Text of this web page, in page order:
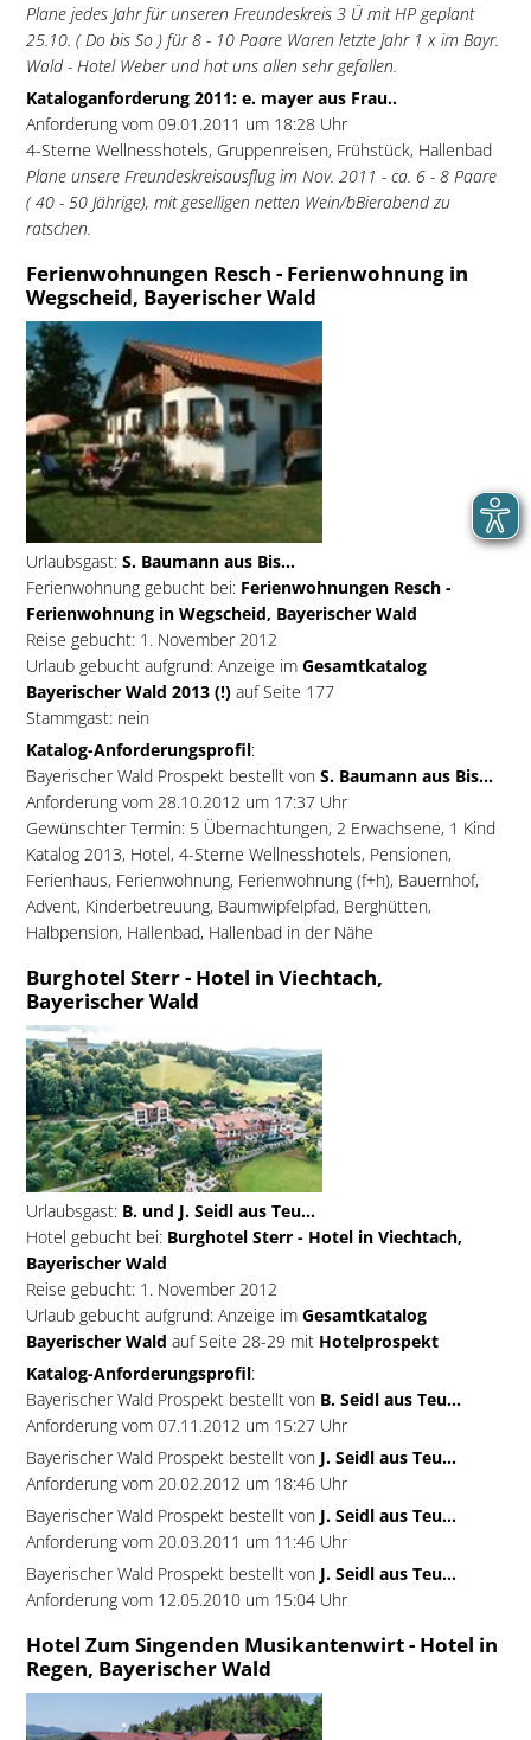
Plane jedes Jahr für unseren Freundeskreis 3 Ü mit HP geplant
25.10. ( Do bis So ) für 8 - 10 Paare Waren letzte Jahr 1 x im Bayr.
Wald - Hotel Weber und hat uns allen sehr gefallen.
Kataloganforderung 2011: e. mayer aus Frau..
Anforderung vom 09.01.2011 um 18:28 Uhr
4-Sterne Wellnesshotels, Gruppenreisen, Frühstück, Hallenbad
Plane unsere Freundeskreisausflug im Nov. 2011 - ca. 6 - 8 Paare
( 40 - 50 Jährige), mit geselligen netten Wein/bBierabend zu
ratschen.
Ferienwohnungen Resch - Ferienwohnung in
Wegscheid, Bayerischer Wald
Urlaubsgast:S. Baumann aus Bis...
Ferienwohnung gebucht bei:Ferienwohnungen Resch -
Ferienwohnung in Wegscheid, Bayerischer Wald
Reise gebucht: 1. November 2012
Urlaub gebucht aufgrund: Anzeige im Gesamtkatalog
Bayerischer Wald 2013 (!)auf Seite 177
Stammgast: nein
Katalog-Anforderungsprofil:
Bayerischer Wald Prospekt bestellt von S. Baumann aus Bis...
Anforderung vom 28.10.2012 um 17:37 Uhr
Gewünschter Termin: 5 Übernachtungen, 2 Erwachsene, 1 Kind
Katalog 2013, Hotel, 4-Sterne Wellnesshotels, Pensionen,
Ferienhaus, Ferienwohnung, Ferienwohnung (f+h), Bauernhof,
Advent, Kinderbetreuung, Baumwipfelpfad, Berghütten,
Halbpension, Hallenbad, Hallenbad in der Nähe
Burghotel Sterr - Hotel in Viechtach,
Bayerischer Wald
Urlaubsgast:B. und J. Seidl aus Teu...
Hotel gebucht bei:Burghotel Sterr - Hotel in Viechtach,
Bayerischer Wald
Reise gebucht: 1. November 2012
Urlaub gebucht aufgrund: Anzeige im Gesamtkatalog
Bayerischer Wald auf Seite 28-29 mit Hotelprospekt
Katalog-Anforderungsprofil:
Bayerischer Wald Prospekt bestellt von B. Seidl aus Teu...
Anforderung vom 07.11.2012 um 15:27 Uhr
Bayerischer Wald Prospekt bestellt von J. Seidl aus Teu...
Anforderung vom 20.02.2012 um 18:46 Uhr
Bayerischer Wald Prospekt bestellt von J. Seidl aus Teu...
Anforderung vom 20.03.2011 um 11:46 Uhr
Bayerischer Wald Prospekt bestellt von J. Seidl aus Teu...
Anforderung vom 12.05.2010 um 15:04 Uhr
Hotel Zum Singenden Musikantenwirt - Hotel in
Regen, Bayerischer Wald